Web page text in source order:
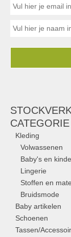
CATEGORIE
Kleding
Volwassenen
Baby's en
Lingerie
Stoffen en
Bruidsmode
Baby artikelen
Schoenen
Tassen/